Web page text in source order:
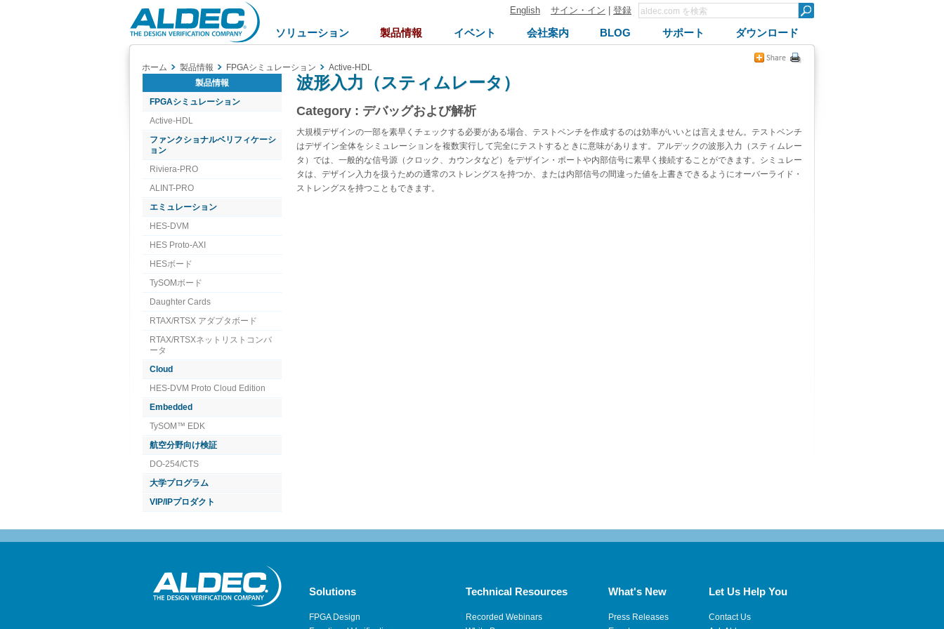
Aldec
Logo
English サイン・イン 登録
ソリューション 製品情報 イベント 会社案内 BLOG サポート ダウンロード
ホーム 製品情報 FPGAシミュレーション
Active-HDL
製品情報
FPGAシミュレーション
Active-HDL
ファンクショナルベリフィケーシ
ョン
Riviera-PRO
ALINT-PRO
エミュレーション
HES-DVM
HES Proto-AXI
HESボード
TySOMボード
Daughter Cards
RTAX/RTSX アダプタボード
RTAX/RTSXネットリストコンバ
ータ
Cloud
HES-DVM Proto Cloud Edition
Embedded
TySOM™ EDK
航空分野向け検証
DO-254/CTS
大学プログラム
VIP/IPプロダクト
波形入力（スティムレータ）
Category : デバッグおよび解析
大規模デザインの一部を素早くチェックする必要がある場合、テストベンチを作成するのは効率がいいとは言えません。テストベンチ
はデザイン全体をシミュレーションを複数実行して完全にテストするときに意味があります。アルデックの波形入力（スティムレー
タ）では、一般的な信号源（クロック、カウンタなど）をデザイン・ポートや内部信号に素早く接続することができます。シミュレー
タは、デザイン入力を扱うための通常のストレングスを持つか、または内部信号の間違った値を上書きできるようにオーバーライド・
ストレングスを持つこともできます。
Solutions
FPGA Design
Technical Resources
Recorded Webinars
What's New
Press Releases
Let Us Help You
Contact Us